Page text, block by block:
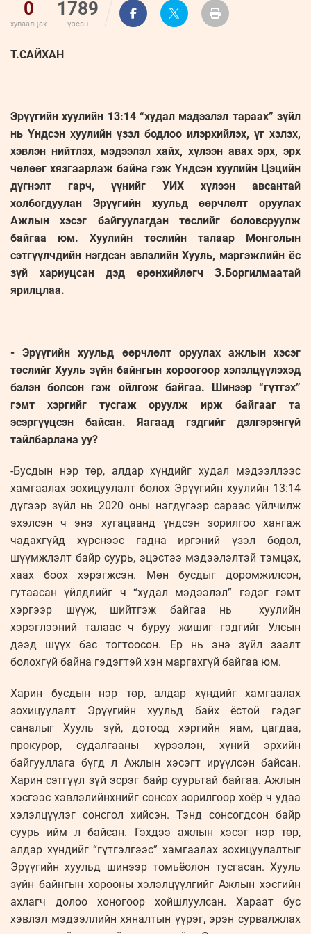
0
хуваалцах
1789
үзсэн
Т.САЙХАН
Эрүүгийн хуулийн 13:14 “худал мэдээлэл тараах” зүйл
нь Үндсэн хуулийн үзэл бодлоо илэрхийлэх, үг хэлэх,
хэвлэн нийтлэх, мэдээлэл хайх, хүлээн авах эрх, эрх
чөлөөг хязгаарлаж байна гэж Үндсэн хуулийн Цэцийн
дүгнэлт гарч, үүнийг УИХ хүлээн авсантай
холбогдуулан Эрүүгийн хуульд өөрчлөлт оруулах
Ажлын хэсэг байгуулагдан төслийг боловсруулж
байгаа юм. Хуулийн төслийн талаар Монголын
сэтгүүлчдийн нэгдсэн эвлэлийн Хууль, мэргэжлийн ёс
зүй хариуцсан дэд ерөнхийлөгч З.Боргилмаатай
ярилцлаа.
- Эрүүгийн хуульд өөрчлөлт оруулах ажлын хэсэг
төслийг Хууль зүйн байнгын хороогоор хэлэлцүүлэхэд
бэлэн болсон гэж ойлгож байгаа. Шинээр “гүтгэх”
гэмт хэргийг тусгаж оруулж ирж байгааг та
эсэргүүцсэн байсан. Яагаад гэдгийг дэлгэрэнгүй
тайлбарлана уу?
-Бусдын нэр төр, алдар хүндийг худал мэдээллээс
хамгаалах зохицуулалт болох Эрүүгийн хуулийн 13:14
дүгээр зүйл нь 2020 оны нэгдүгээр сараас үйлчилж
эхэлсэн ч энэ хугацаанд үндсэн зорилгоо хангаж
чадахгүйд хүрснээс гадна иргэний үзэл бодол,
шүүмжлэлт байр суурь, эцэстээ мэдээлэлтэй тэмцэх,
хаах боох хэрэгжсэн. Мөн бусдыг доромжилсон,
гутаасан үйлдлийг ч “худал мэдээлэл” гэдэг гэмт
хэргээр шүүж, шийтгэж байгаа нь хуулийн
хэрэглээний талаас ч буруу жишиг гэдгийг Улсын
дээд шүүх бас тогтоосон. Ер нь энэ зүйл заалт
болохгүй байна гэдэгтэй хэн маргахгүй байгаа юм.
Харин бусдын нэр төр, алдар хүндийг хамгаалах
зохицуулалт Эрүүгийн хуульд байх ёстой гэдэг
саналыг Хууль зүй, дотоод хэргийн яам, цагдаа,
прокурор, судалгааны хүрээлэн, хүний эрхийн
байгууллага бүгд л Ажлын хэсэгт ирүүлсэн байсан.
Харин сэтгүүл зүй эсрэг байр суурьтай байгаа. Ажлын
хэсгээс хэвлэлийнхнийг сонсох зорилгоор хоёр ч удаа
хэлэлцүүлэг сонсгол хийсэн. Тэнд сонсогдсон байр
суурь ийм л байсан. Гэхдээ ажлын хэсэг нэр төр,
алдар хүндийг “гүтгэлгээс” хамгаалах зохицуулалтыг
Эрүүгийн хуульд шинээр томьёолон тусгасан. Хууль
зүйн байнгын хорооны хэлэлцүүлгийг Ажлын хэсгийн
ахлагч долоо хоногоор хойшлуулсан. Хараат бус
хэвлэл мэдээллийн хяналтын үүрэг, эрэн сурвалжлах